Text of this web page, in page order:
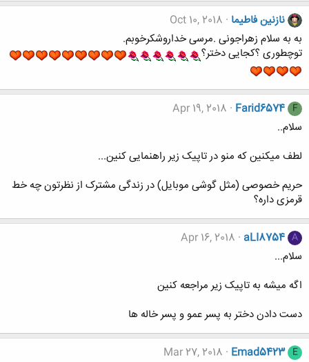
نازنین فاطیما Oct 10, 2018
به به سلام زهراجونی .مرسی خداروشکرخوبم.
توچطوری ؟کجایی دختر؟
F
Farid6574
Apr 19, 2018
سلام..
لطف میکنین که منو در تاپیک زیر راهنمایی کنین...
حریم خصوصی (مثل گوشی موبایل) در زندگی مشترک از نظرتون چه خط
قرمزی داره؟
A
aLI8754
Apr 16, 2018
سلام...
اگه میشه به تاپیک زیر مراجعه کنین
دست دادن دختر به پسر عمو و پسر خاله ها
E
Emad5423
Mar 27, 2018